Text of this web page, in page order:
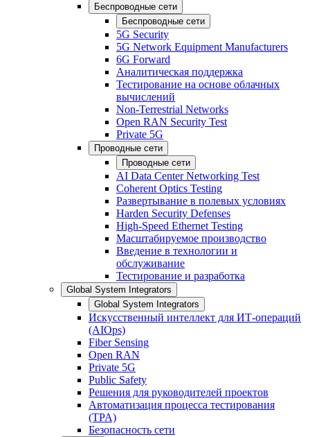
Беспроводные сети
Беспроводные сети
5G Security
5G Network Equipment Manufacturers
6G Forward
Аналитическая поддержка
Тестирование на основе облачных
вычислений
Non-Terrestrial Networks
Open RAN Security Test
Private 5G
Проводные сети
Проводные сети
AI Data Center Networking Test
Coherent Optics Testing
Развертывание в полевых условиях
Harden Security Defenses
High-Speed Ethernet Testing
Масштабируемое производство
Введение в технологии и
обслуживание
Тестирование и разработка
Global System Integrators
Global System Integrators
Искусственный интеллект для ИТ-операций
(AIOps)
Fiber Sensing
Open RAN
Private 5G
Public Safety
Решения для руководителей проектов
Автоматизация процесса тестирования
(TPA)
Безопасность сети